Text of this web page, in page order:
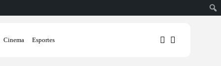
Cinema Esportes